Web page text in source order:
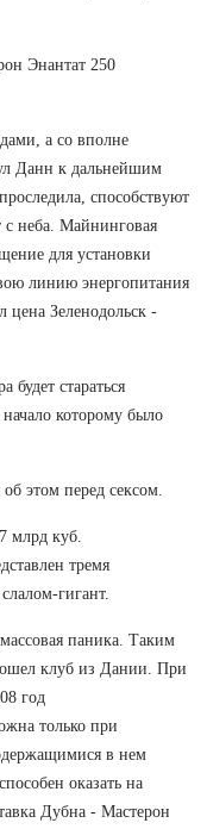
Энантат 250
а со вполне
Данн к дальнейшим
способствуют
с неба. Майнинговая
для установки
линию энергопитания
цена Зеленодольск -
будет стараться
которому было
этом перед сексом.
млрд куб.
тремя
гигант.
паника. Таким
клуб из Дании. При
год
только при
в нем
оказать на
Дубна - Мастерон